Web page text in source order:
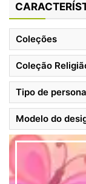
Coleções
Coleção
Tipo de
Modelo do